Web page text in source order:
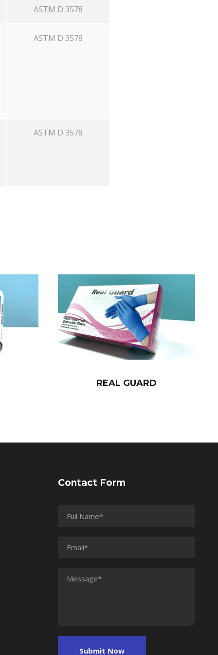
ASTM D 3578
ASTM D 3578
ASTM D 3578
REAL GUARD
Contact Form